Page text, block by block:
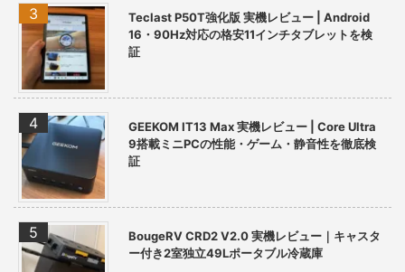
Teclast P50T強化版 実機レビュー | Android
16・90Hz対応の格安11インチタブレットを検
証
GEEKOM IT13 Max 実機レビュー | Core Ultra
9搭載ミニPCの性能・ゲーム・静音性を徹底検
証
BougeRV CRD2 V2.0 実機レビュー｜キャスタ
ー付き2室独立49Lポータブル冷蔵庫